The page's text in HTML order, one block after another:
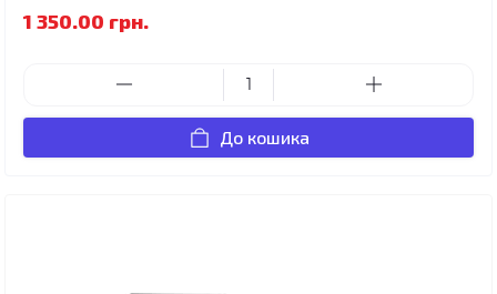
1 350.00 грн.
До кошика